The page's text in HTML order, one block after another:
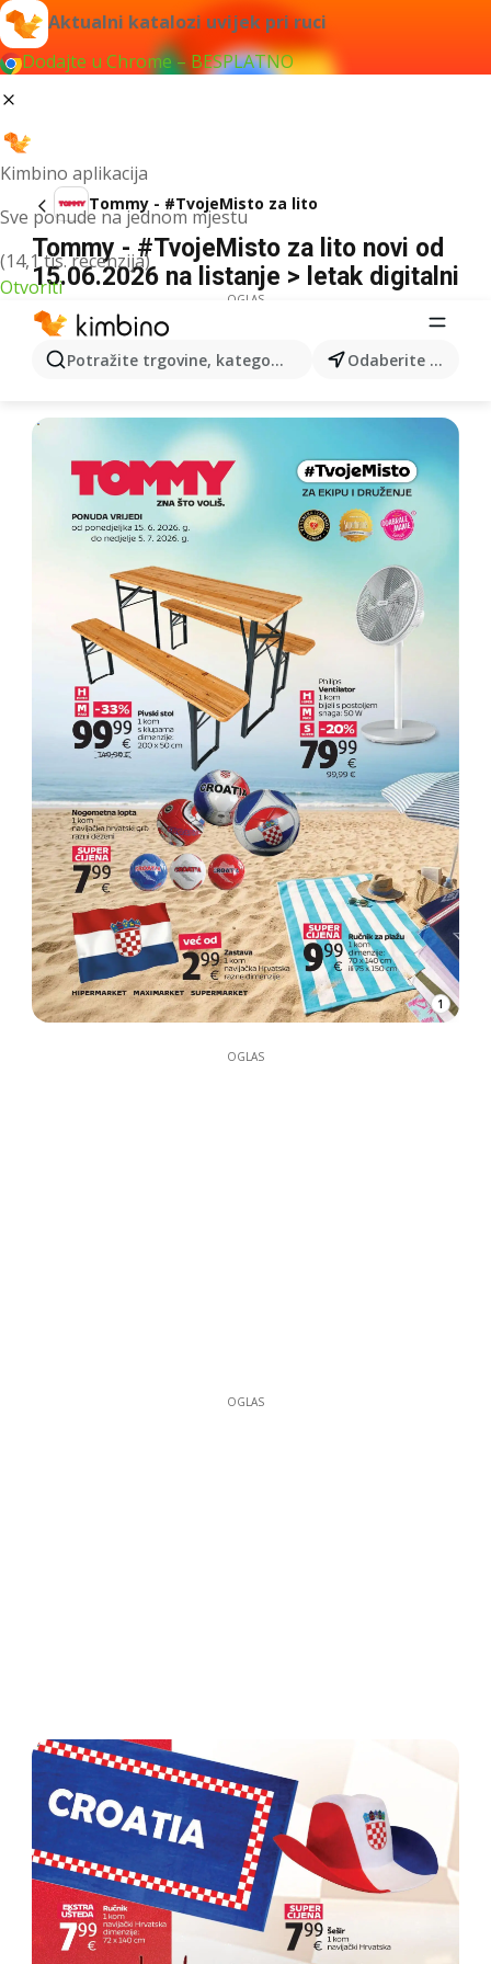
Aktualni katalozi uvijek pri ruci
Dodajte u Chrome – BESPLATNO
Kimbino aplikacija
Sve ponude na jednom mjestu
(14,1 tis. recenzija)
Otvoriti
Potražite trgovine, kategorije, proizvode... Odaberite grad
Tommy - #TvojeMisto za lito
Tommy - #TvojeMisto za lito novi od
15.06.2026 na listanje > letak digitalni
OGLAS
1
OGLAS
OGLAS